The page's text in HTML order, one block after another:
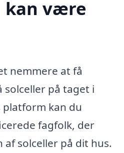
kan være
nemmere at få
på taget i
platform kan du
fagfolk, der
solceller på dit hus.